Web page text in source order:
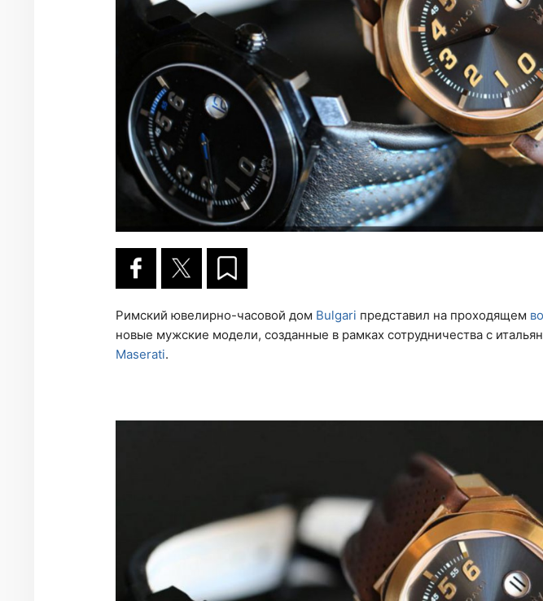
Римский ювелирно-часовой дом Bulgari представил на проходящем
новые мужские модели, созданные в рамках сотрудничества с
Maserati.